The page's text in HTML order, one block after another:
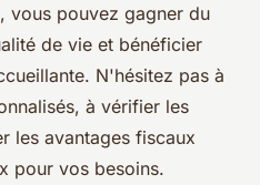
vous pouvez gagner du
de vie et bénéficier
N'hésitez pas à
à vérifier les
les avantages fiscaux
pour vos besoins.